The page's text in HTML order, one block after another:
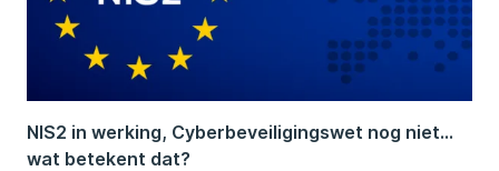
NIS2 in werking, Cyberbeveiligingswet nog niet…
wat betekent dat?